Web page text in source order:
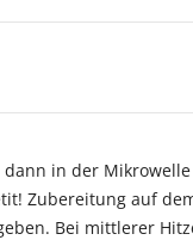
in der
Zubereitung auf
Bei mittlerer